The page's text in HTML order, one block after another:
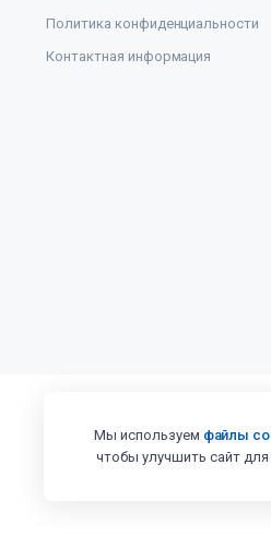
Политика конфиденциальности
Контактная информация
Мы используем файлы
чтобы улучшить сайт для